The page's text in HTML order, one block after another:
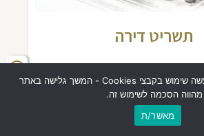
תשריט דירה
תשריט בית משותף אינו רק שרטוט
המשפטי המכריע המגדיר את גבולות
הזכות הקניינית שלכם. בעוד
קרא עוד
לידיעתכם, באתר זה נעשה שימוש בקבצי Cookies - המשך גלישה באתר
מהווה הסכמה לשימוש זה.
מאשר/ת